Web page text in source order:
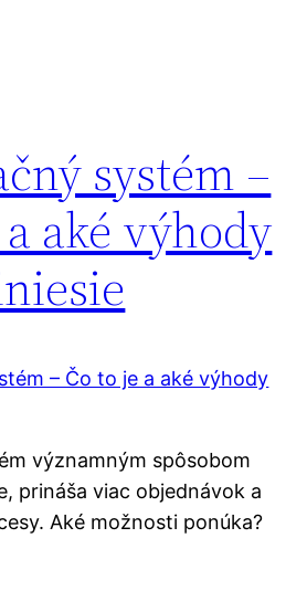
systém –
aké výhody
významným spôsobom
prináša viac objednávok a
Aké možnosti ponúka?